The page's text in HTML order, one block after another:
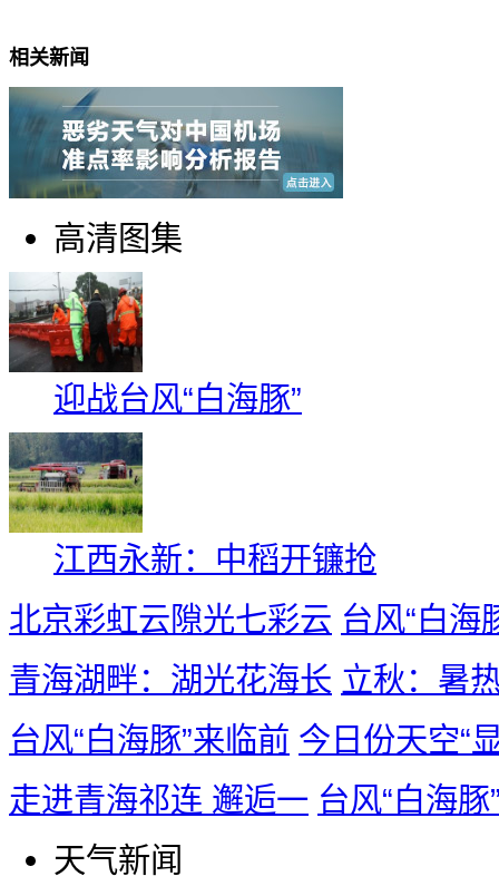
相关新闻
高清图集
迎战台风“白海豚”
江西永新：中稻开镰抢
北京彩虹云隙光七彩云 台风“白海
青海湖畔：湖光花海长 立秋：暑
台风“白海豚”来临前 今日份天空“
走进青海祁连 邂逅一 台风“白海豚
天气新闻